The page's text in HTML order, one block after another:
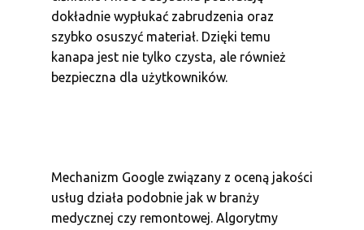
dokładnie wypłukać zabrudzenia oraz
szybko osuszyć materiał. Dzięki temu
kanapa jest nie tylko czysta, ale również
bezpieczna dla użytkowników.
Mechanizm Google związany z oceną jakości
usług działa podobnie jak w branży
medycznej czy remontowej. Algorytmy